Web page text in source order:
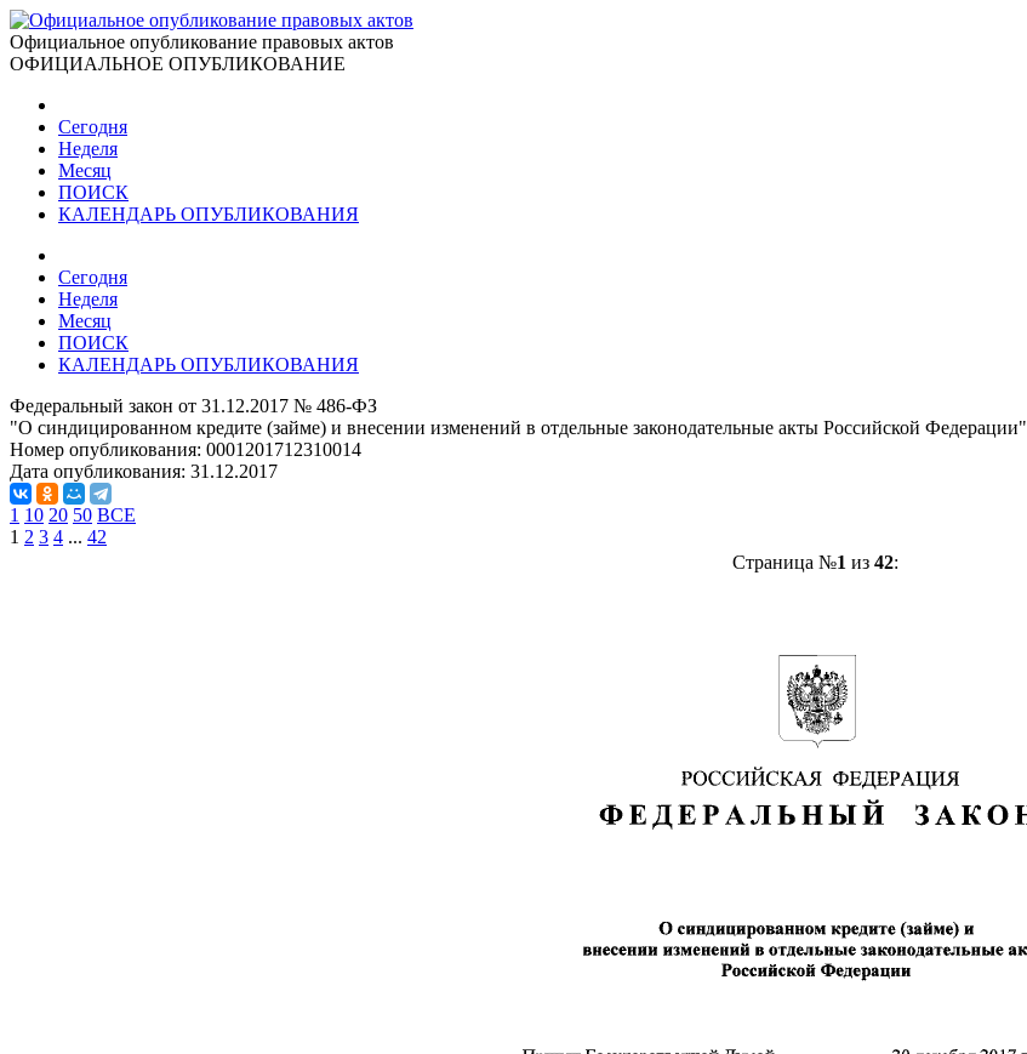
Официальное опубликование правовых актов
ОФИЦИАЛЬНОЕ ОПУБЛИКОВАНИЕ
Сегодня
Неделя
Месяц
ПОИСК
КАЛЕНДАРЬ ОПУБЛИКОВАНИЯ
Сегодня
Неделя
Месяц
ПОИСК
КАЛЕНДАРЬ ОПУБЛИКОВАНИЯ
Федеральный закон от 31.12.2017 № 486-ФЗ
"О синдицированном кредите (займе) и внесении изменений в отдельные законодательные акты Российской Федерации"
Номер опубликования: 0001201712310014
Дата опубликования: 31.12.2017
1 10 20 50 ВСЕ
1 2 3 4 ... 42
Страница №1 из 42: